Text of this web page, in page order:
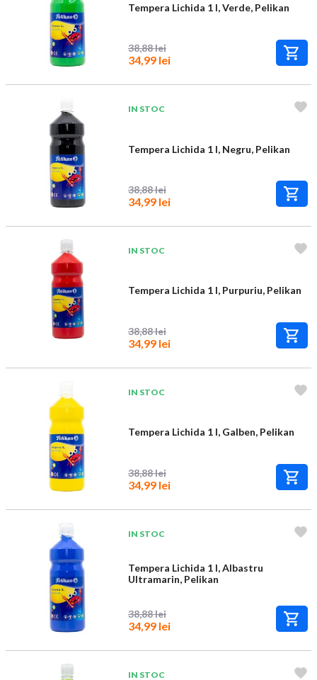
Tempera Lichida 1 l, Verde, Pelikan
38,88 lei
34,99 lei
IN STOC
Tempera Lichida 1 l, Negru, Pelikan
38,88 lei
34,99 lei
IN STOC
Tempera Lichida 1 l, Purpuriu, Pelikan
38,88 lei
34,99 lei
IN STOC
Tempera Lichida 1 l, Galben, Pelikan
38,88 lei
34,99 lei
IN STOC
Tempera Lichida 1 l, Albastru
Ultramarin, Pelikan
38,88 lei
34,99 lei
IN STOC